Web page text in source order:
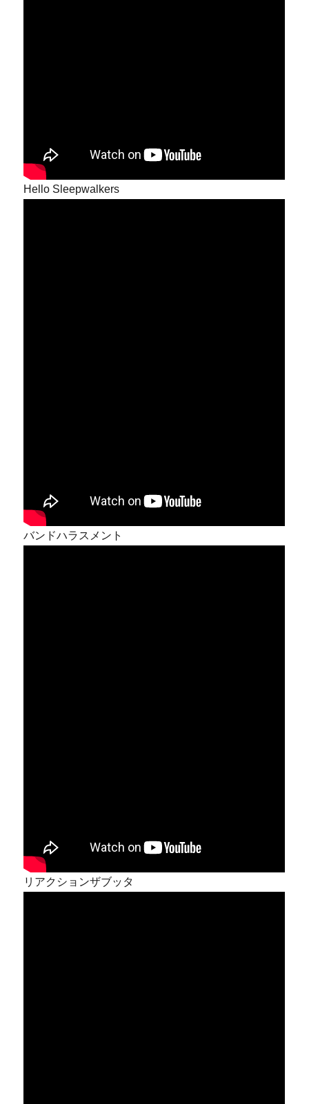
Hello Sleepwalkers
バンドハラスメント
リアクションザブッタ